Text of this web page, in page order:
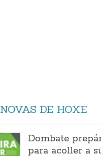
NOVAS DE HOXE
Dombate
para acoller a